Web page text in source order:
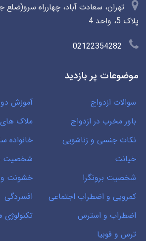
تهران، سعادت آباد، چهارراه سرو(ضلع
پلاک 5، واحد 4
02122354282
موضوعات پر بازدید
سوالات ازدواج
آموزش
باور مخرب در ازدواج
ملاک های
نکات جنسی و زناشویی
خانواده
خیانت
شخصیت
شخصیت برونگرا
خشونت و
کمرویی و اضطراب اجتماعی
افسردگی
اضطراب و استرس
ترس و فوبیا